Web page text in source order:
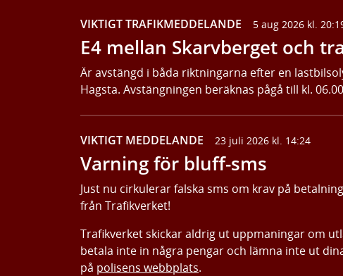
VIKTIGT TRAFIKMEDDELANDE 5 aug 2026 kl.
E4 mellan Skarvberget och
Är avstängd i båda riktningarna efter en
Hagsta. Avstängningen beräknas pågå till kl.
VIKTIGT MEDDELANDE 23 juli 2026 kl. 14:24
Varning för bluff-sms
Just nu cirkulerar falska sms om krav på
från Trafikverket!
Trafikverket skickar aldrig ut uppmaningar om
betala inte in några pengar och lämna inte ut
på polisens webbplats.